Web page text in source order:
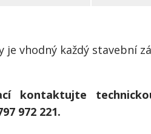
vhodný každý stavební
kontaktujte
972 221.